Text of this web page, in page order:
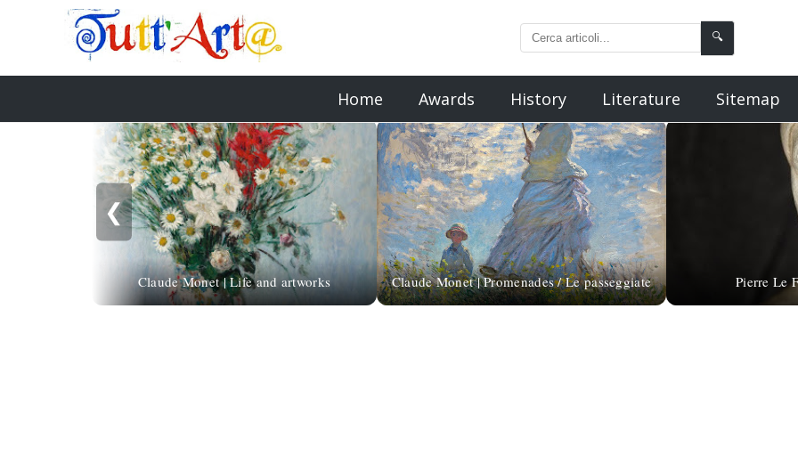
🔍
Home Awards History Literature Sitemap
❮
Claude Monet | Life and artworks Claude Monet | Promenades / Le passeggiate Pierre Le